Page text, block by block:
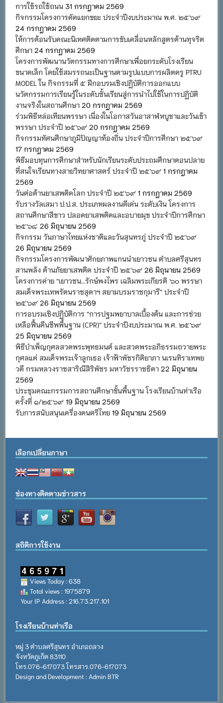
การใช้รถใช้ถนน 31 กรกฎาคม 2569
กิจกรรมโครงการคัดแยกขยะ ประจำปีงบประมาณ พ.ศ. ๒๕๖๙
24 กรกฎาคม 2569
ให้การต้อนรับคณะนิเทศติดตามการขับเคลื่อนหลักสูตรต้านทุจริต
ศึกษา 24 กรกฎาคม 2569
โครงการพัฒนานวัตกรรมทางการศึกษาเพื่อยกระดับโรงเรียน
ขนาดเล็ก โดยใช้สมรรถนะเป็นฐานตามรูปแบบการผลิตครู PTRU
MODEL ใน กิจกรรมที่ ๕ ฝึกอบรมเชิงปฏิบัติการออกแบบ
นวัตกรรมการเรียนรู้ในระดับชั้นเรียนสู่การนำไปใช้ในการปฏิบัติ
งานจริงในสถานศึกษา 20 กรกฎาคม 2569
ร่วมพิธีหล่อเทียนพรรษา เนื่องในโอกาสวันอาสาฬหบูชาและวันเข้า
พรรษา ประจำปี ๒๕๖๙ 20 กรกฎาคม 2569
กิจกรรมทัศนศึกษาภูมิปัญญาท้องถิ่น ประจำปีการศึกษา ๒๕๖๙
17 กรกฎาคม 2569
พิธีมอบทุนการศึกษาสำหรับนักเรียนระดับประถมศึกษาตอนปลาย
ที่สนใจเรียนทางสายวิทยาศาสตร์ ประจำปี ๒๕๖๙ 1 กรกฎาคม
2569
วันต่อต้านยาเสพติดโลก ประจำปี ๒๕๖๙ 1 กรกฎาคม 2569
รับรางวัลเสมา ป.ป.ส. ประเภทผลงานดีเด่น ระดับเงิน โครงการ
สถานศึกษาสีขาว ปลอดยาเสพติดและอบายมุข ประจำปีการศึกษา
๒๕๖๘ 26 มิถุนายน 2569
กิจกรรม วันภาษาไทยแห่งชาติและวันสุนทรภู่ ประจำปี ๒๕๖๙
26 มิถุนายน 2569
กิจกรรมโครงการพัฒนาศักยภาพแกนนำเยาวชน ตำบลศรีสุนทร
สานพลัง ต้านภัยยาเสพติด ประจำปี ๒๕๖๙ 26 มิถุนายน 2569
โครงการค่าย “เยาวชน…รักษ์พงไพร เฉลิมพระเกียรติ ๖๐ พรรษา
สมเด็จพระเทพรัตนราชสุดาฯ สยามบรมราชกุมารี” ประจำปี
๒๕๖๙ 26 มิถุนายน 2569
การอบรมเชิงปฏิบัติการ “การปฐมพยาบาลเบื้องต้น และการช่วย
เหลือฟื้นคืนชีพพื้นฐาน (CPR)” ประจำปีงบประมาณ พ.ศ. ๒๕๖๙
25 มิถุนายน 2569
พิธีบำเพ็ญกุศลสวดพระพุทธมนต์ และสวดพระอภิธรรมถวายพระ
กุศลแด่ สมเด็จพระเจ้าลูกเธอ เจ้าฟ้าพัชรกิติยาภา นเรนทิราเทพย
วดี กรมหลวงราชสาริณีสิริพัชร มหาวัชรราชธิดา 22 มิถุนายน
2569
ประชุมคณะกรรมการสถานศึกษาขั้นพื้นฐาน โรงเรียนบ้านท่าเรือ
ครั้งที่ ๑/๒๕๖๙ 19 มิถุนายน 2569
รับการสนับสนุนเครื่องดนตรีไทย 19 มิถุนายน 2569
เลือกเปลี่ยนภาษา
ช่องทางติดตามข่าวสาร
สถิติการใช้งาน
Views Today : 638
Total views : 1975879
Your IP Address : 216.73.217.101
โรงเรียนบ้านท่าเรือ
หมู่ 3 ตำบลศรีสุนทร อำเภอถลาง
จังหวัดภูเก็ต 83110
โทร.076-617073 โทรสาร.076-617073
Design and Development : Admin BTR